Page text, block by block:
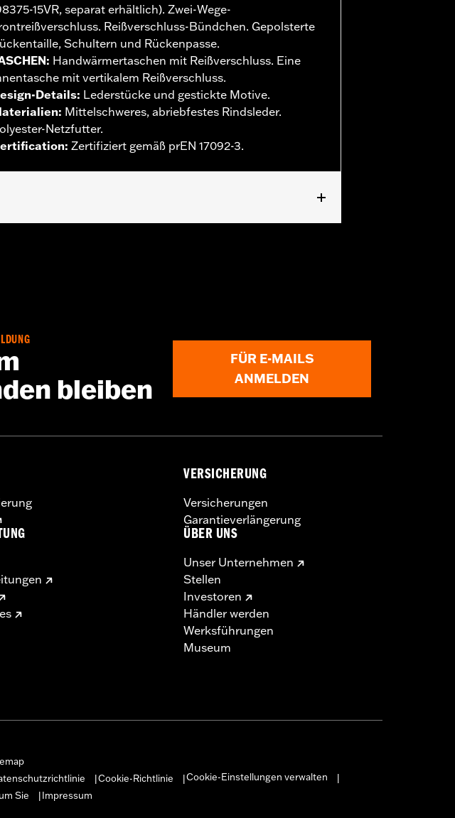
15VR, separat erhältlich). Zwei-Wege-
Reißverschluss-Bündchen. Gepolsterte
Schultern und Rückenpasse.
: Handwärmertaschen mit Reißverschluss. Eine
mit vertikalem Reißverschluss.
Details: Lederstücke und gestickte Motive.
: Mittelschweres, abriebfestes Rindsleder.
Netzfutter.
: Zertifiziert gemäß prEN 17092-3.
bleiben
FÜR E-MAILS
ANMELDEN
VERSICHERUNG
Versicherungen
Garantieverlängerung
ÜBER UNS
Unser Unternehmen
Stellen
Investoren
Händler werden
Werksführungen
Museum
Cookie-Richtlinie Cookie-Einstellungen verwalten
Sie
Impressum